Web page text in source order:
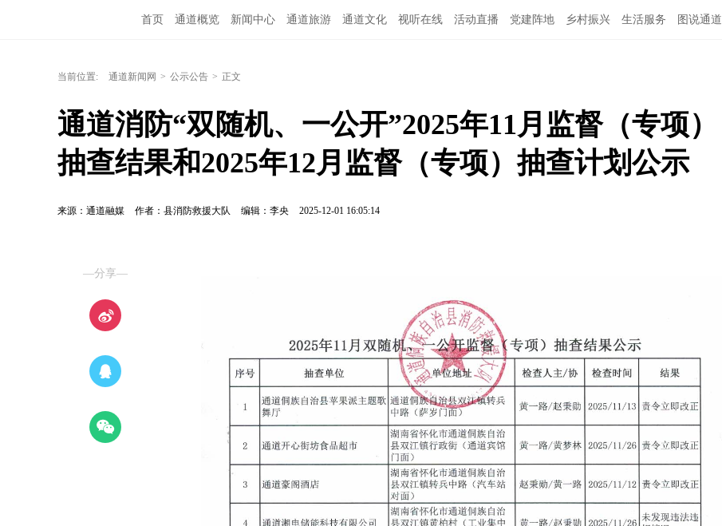
首页 通道概览 新闻中心 通道旅游 通道文化 视听在线 活动直播 党建阵地 乡村振兴 生活服务 图说通道
当前位置: 通道新闻网 > 公示公告 > 正文
通道消防“双随机、一公开”2025年11月监督（专项）
抽查结果和2025年12月监督（专项）抽查计划公示
来源：通道融媒 作者：县消防救援大队 编辑：李央 2025-12-01 16:05:14
—分享—